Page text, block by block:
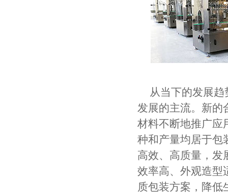
从当下的发展趋
发展的主流。新的
材料不断地推广应
种和产量均居于包
高效、高质量，发
效率高、外观造型
质包装方案，降